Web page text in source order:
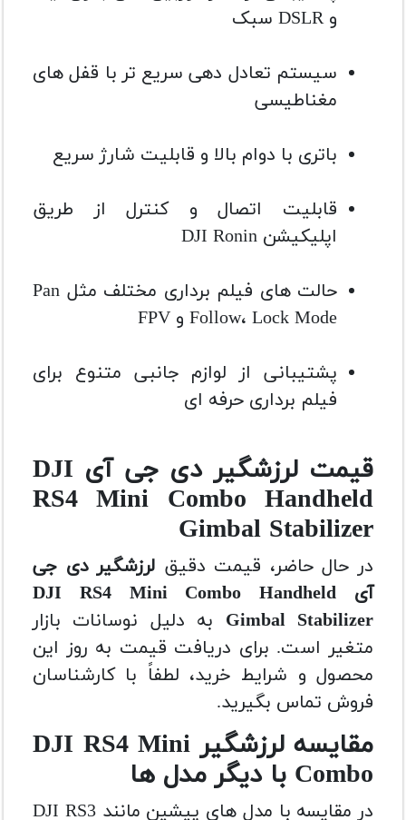
و DSLR سبک
سیستم تعادل دهی سریع تر با قفل های
مغناطیسی
باتری با دوام بالا و قابلیت شارژ سریع
قابلیت اتصال و کنترل از طریق
اپلیکیشن DJI Ronin
حالت های فیلم برداری مختلف مثل Pan
Follow، Lock Mode و FPV
پشتیبانی از لوازم جانبی متنوع برای
فیلم برداری حرفه ای
قیمت لرزشگیر دی جی آی DJI
RS4 Mini Combo Handheld
Gimbal Stabilizer
در حال حاضر، قیمت دقیق لرزشگیر دی جی
آی DJI RS4 Mini Combo Handheld
Gimbal Stabilizer به دلیل نوسانات بازار
متغیر است. برای دریافت قیمت به روز این
محصول و شرایط خرید، لطفاً با کارشناسان
فروش تماس بگیرید.
مقایسه لرزشگیر DJI RS4 Mini
Combo با دیگر مدل ها
در مقایسه با مدل های پیشین مانند DJI RS3